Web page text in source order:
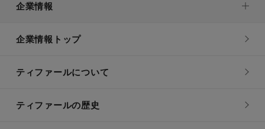
企業情報
企業情報トップ
ティファールについて
ティファールの歴史